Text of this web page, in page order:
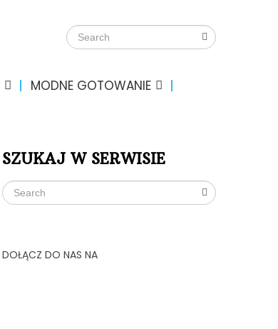
MODNE GOTOWANIE
SZUKAJ W SERWISIE
DOŁĄCZ DO NAS NA